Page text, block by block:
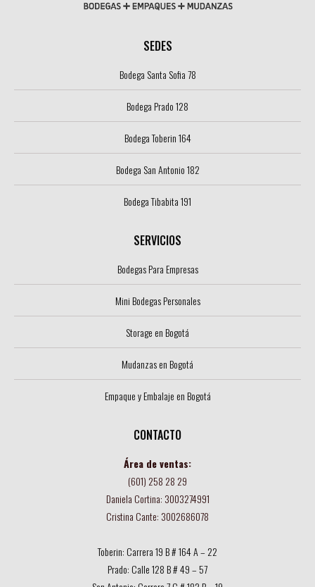
SEDES
Bodega Santa Sofia 78
Bodega Prado 128
Bodega Toberin 164
Bodega San Antonio 182
Bodega Tibabita 191
SERVICIOS
Bodegas Para Empresas
Mini Bodegas Personales
Storage en Bogotá
Mudanzas en Bogotá
Empaque y Embalaje en Bogotá
CONTACTO
Área de ventas:
(601) 258 28 29
Daniela Cortina: 3003274991
Cristina Cante: 3002686078
Toberin: Carrera 19 B # 164 A – 22
Prado: Calle 128 B # 49 – 57